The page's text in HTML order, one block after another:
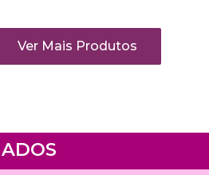
Ver Mais Produtos